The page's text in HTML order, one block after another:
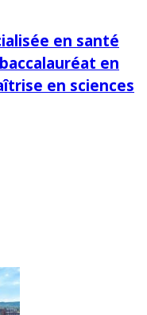
en santé
en
en sciences